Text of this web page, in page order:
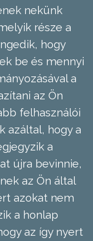
nekünk
része a
hogy
be és mennyi
a
az Ön
felhasználói
azáltal, hogy a
a
újra bevinnie,
az Ön által
azokat nem
a honlap
az így nyert